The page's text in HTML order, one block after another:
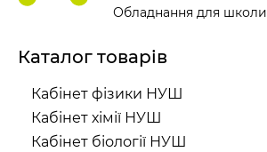
Обладнання для школи
Каталог товарів
Кабінет фізики НУШ
Кабінет хімії НУШ
Кабінет біології НУШ